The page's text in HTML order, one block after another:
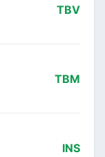
TBV
TBM
INS